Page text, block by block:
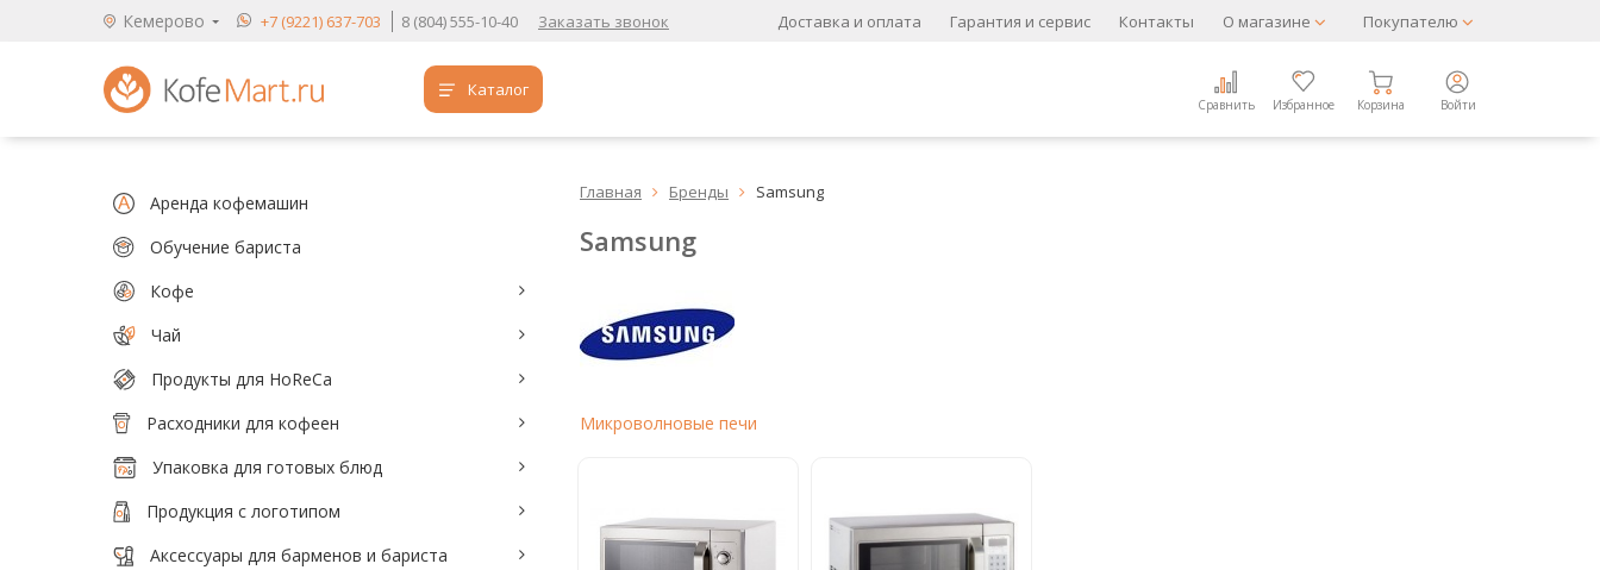
Кемерово +7 (9221) 637-703 8 (804) 555-10-40 Заказать звонок Доставка и оплата Гарантия и сервис Контакты О магазине Покупателю
Каталог
Сравнить Избранное Корзина Войти
Обучение бариста
Кофе
Чай
Продукты для HoReCa
Расходники для кофеен
Упаковка для готовых блюд
Кофе в зернах свежей обжарки
Кофе в капсулах Акция
Главная  Бренды  Samsung
Samsung
Микроволновые печи
Аренда кофемашин
Обучение бариста
Кофе
Чай
Продукты для HoReCa
Расходники для кофеен
Упаковка для готовых блюд
Продукция с логотипом
Аксессуары для барменов и бариста